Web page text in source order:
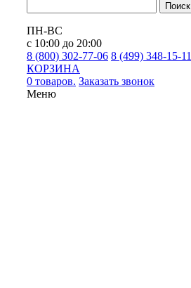
Поиск
ПН-ВС
с 10:00 до 20:00
8 (800) 302-77-06 8 (499) 348-15-11
КОРЗИНА
0 товаров. Заказать звонок
Меню